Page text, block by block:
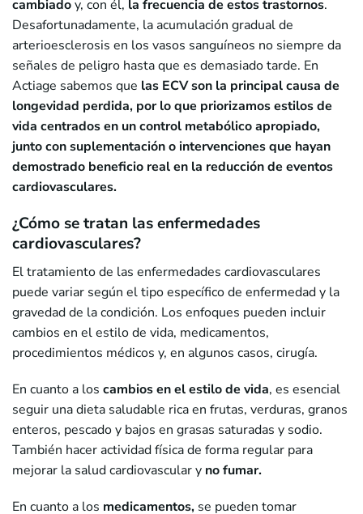
cambiadoy, con él, la frecuencia de estos trastornos.
Desafortunadamente, la acumulación gradual de
arterioesclerosis en los vasos sanguíneos no siempre da
señales de peligro hasta que es demasiado tarde. En
Actiage sabemos que las ECV son la principal causa de
longevidad perdida, por lo que priorizamos estilos de
vida centrados en un control metabólico apropiado,
junto con suplementación o intervencionesque hayan
demostrado beneficio real en la reducción de eventos
cardiovasculares.
¿Cómo se tratan las enfermedades
cardiovasculares?
El tratamiento de las enfermedades cardiovasculares
puede variar según el tipo específico de enfermedad y la
gravedad de la condición. Los enfoques pueden incluir
cambios en el estilo de vida, medicamentos,
procedimientos médicos y, en algunos casos, cirugía.
En cuanto a los cambios en el estilo de vida, es esencial
seguir una dieta saludable rica en frutas, verduras, granos
enteros, pescado y bajos en grasas saturadas y sodio.
También hacer actividad física de forma regular para
mejorar la salud cardiovascular y no fumar.
En cuanto a los medicamentos, se pueden tomar